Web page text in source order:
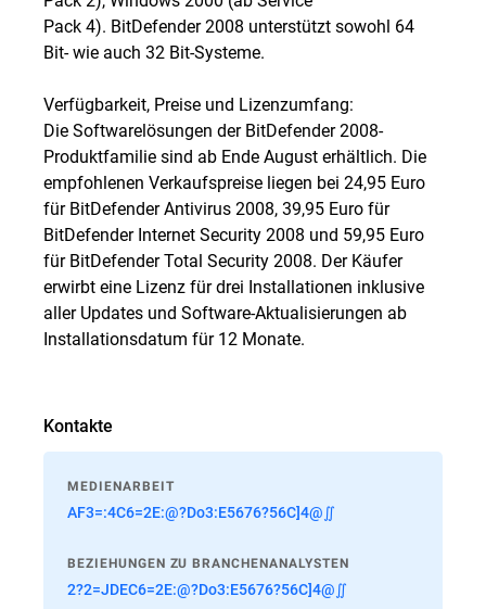
Pack 4). BitDefender 2008 unterstützt sowohl 64
Bit- wie auch 32 Bit-Systeme.
Verfügbarkeit, Preise und Lizenzumfang:
Die Softwarelösungen der BitDefender 2008-
Produktfamilie sind ab Ende August erhältlich. Die
empfohlenen Verkaufspreise liegen bei 24,95 Euro
für BitDefender Antivirus 2008, 39,95 Euro für
BitDefender Internet Security 2008 und 59,95 Euro
für BitDefender Total Security 2008. Der Käufer
erwirbt eine Lizenz für drei Installationen inklusive
aller Updates und Software-Aktualisierungen ab
Installationsdatum für 12 Monate.
Kontakte
MEDIENARBEIT
AF3=:4C6=2E:@?Do3:E5676?56C]4@∬
BEZIEHUNGEN ZU BRANCHENANALYSTEN
2?2=JDEC6=2E:@?Do3:E5676?56C]4@∬